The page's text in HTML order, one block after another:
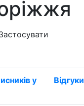
у
Відгуки